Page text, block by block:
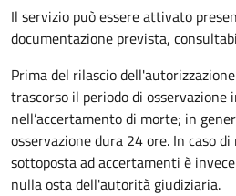
Il servizio può essere attivato
documentazione prevista,
Prima del rilascio
trascorso il periodo di osservazione
nell’accertamento di morte; in
osservazione dura 24 ore. In caso
sottoposta ad accertamenti è
nulla osta dell'autorità giudiziaria.